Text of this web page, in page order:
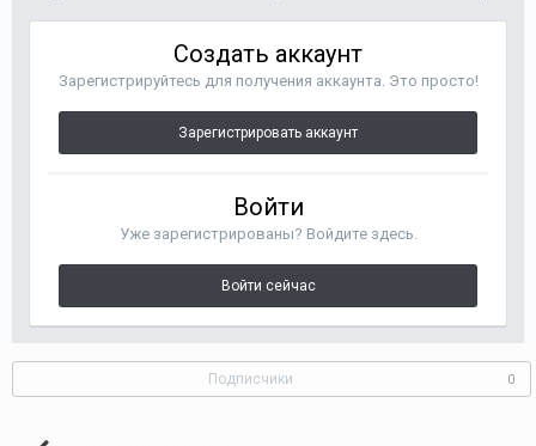
Создать аккаунт
Зарегистрируйтесь для получения аккаунта. Это просто!
Зарегистрировать аккаунт
Войти
Уже зарегистрированы? Войдите здесь.
Войти сейчас
Подписчики 0